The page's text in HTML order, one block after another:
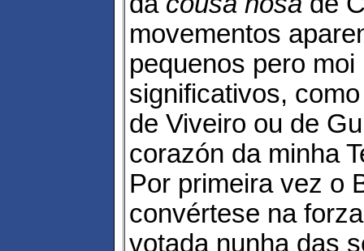
movementos
pequenos pero moi
significativos,
de Viveiro ou de
corazón da minha
Por primeira vez o
convértese na
votada nunha das